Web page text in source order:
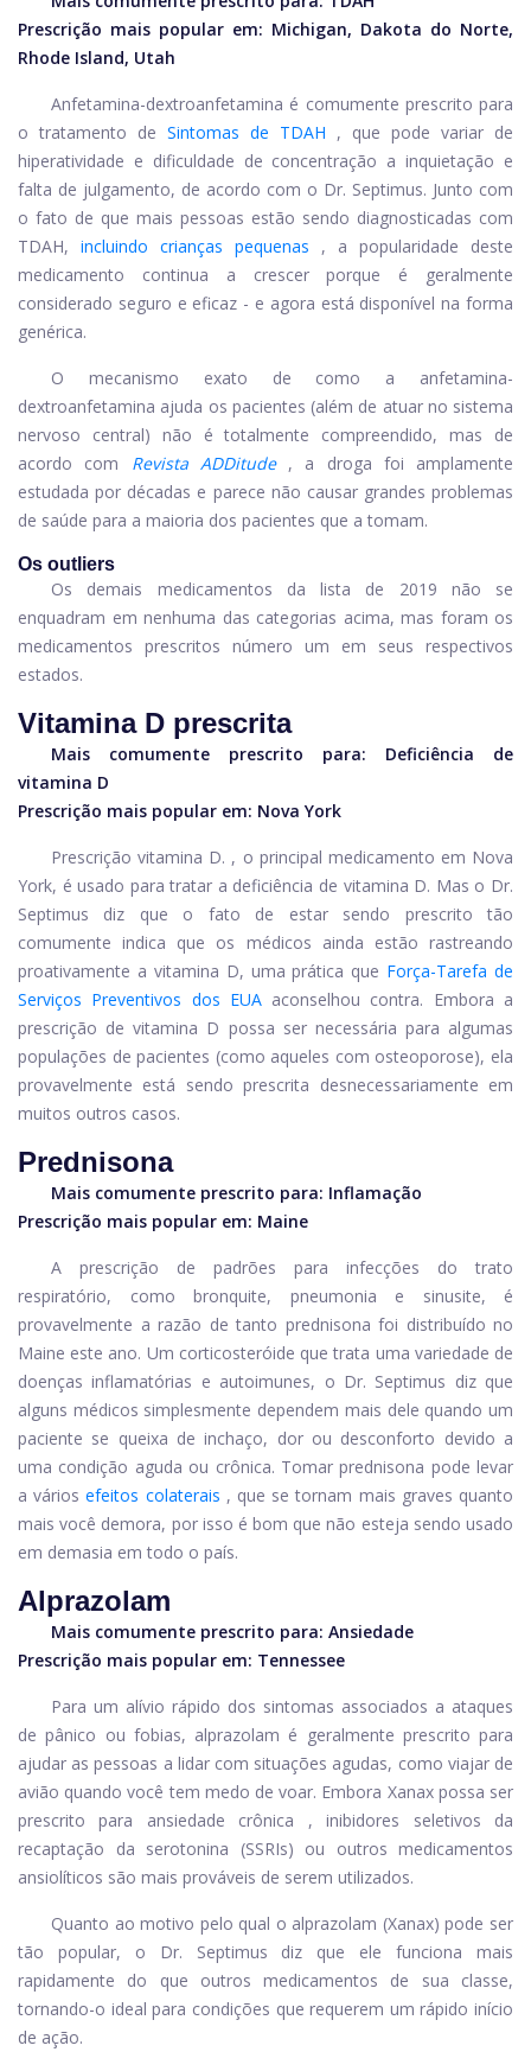
Prescrição mais popular em: Michigan, Dakota do Norte,
Rhode Island, Utah
Anfetamina-dextroanfetamina é comumente prescrito para
o tratamento de Sintomas de TDAH , que pode variar de
hiperatividade e dificuldade de concentração a inquietação e
falta de julgamento, de acordo com o Dr. Septimus. Junto com
o fato de que mais pessoas estão sendo diagnosticadas com
TDAH, incluindo crianças pequenas
, a popularidade deste
medicamento continua a crescer porque é geralmente
considerado seguro e eficaz - e agora está disponível na forma
genérica.
O mecanismo exato de como a anfetamina-
dextroanfetamina ajuda os pacientes (além de atuar no sistema
nervoso central) não é totalmente compreendido, mas de
acordo com
Revista ADDitude , a droga foi amplamente
estudada por décadas e parece não causar grandes problemas
de saúde para a maioria dos pacientes que a tomam.
Os outliers
Os demais medicamentos da lista de 2019 não se
enquadram em nenhuma das categorias acima, mas foram os
medicamentos prescritos número um em seus respectivos
estados.
Vitamina D prescrita
Mais comumente prescrito para:
Deficiência de
vitamina D
Prescrição mais popular em: Nova York
Prescrição vitamina D. , o principal medicamento em Nova
York, é usado para tratar a deficiência de vitamina D. Mas o Dr.
Septimus diz que o fato de estar sendo prescrito tão
comumente indica que os médicos ainda estão rastreando
proativamente a vitamina D, uma prática que Força-Tarefa de
Serviços Preventivos dos EUA aconselhou contra. Embora a
prescrição de vitamina D possa ser necessária para algumas
populações de pacientes (como aqueles com osteoporose), ela
provavelmente está sendo prescrita desnecessariamente em
muitos outros casos.
Prednisona
Mais comumente prescrito para: Inflamação
Prescrição mais popular em: Maine
A prescrição de padrões para infecções do trato
respiratório, como bronquite, pneumonia e sinusite, é
provavelmente a razão de tanto prednisona foi distribuído no
Maine este ano. Um corticosteróide que trata uma variedade de
doenças inflamatórias e autoimunes, o Dr. Septimus diz que
alguns médicos simplesmente dependem mais dele quando um
paciente se queixa de inchaço, dor ou desconforto devido a
uma condição aguda ou crônica. Tomar prednisona pode levar
a vários efeitos colaterais , que se tornam mais graves quanto
mais você demora, por isso é bom que não esteja sendo usado
em demasia em todo o país.
Alprazolam
Mais comumente prescrito para: Ansiedade
Prescrição mais popular em: Tennessee
Para um alívio rápido dos sintomas associados a ataques
de pânico ou fobias, alprazolam é geralmente prescrito para
ajudar as pessoas a lidar com situações agudas, como viajar de
avião quando você tem medo de voar. Embora Xanax possa ser
prescrito para
ansiedade crônica
, inibidores seletivos da
recaptação da serotonina (SSRIs) ou outros medicamentos
ansiolíticos são mais prováveis ​​de serem utilizados.
Quanto ao motivo pelo qual o alprazolam (Xanax) pode ser
tão popular, o Dr. Septimus diz que ele funciona mais
rapidamente do que outros medicamentos de sua classe,
tornando-o ideal para condições que requerem um rápido início
de ação.